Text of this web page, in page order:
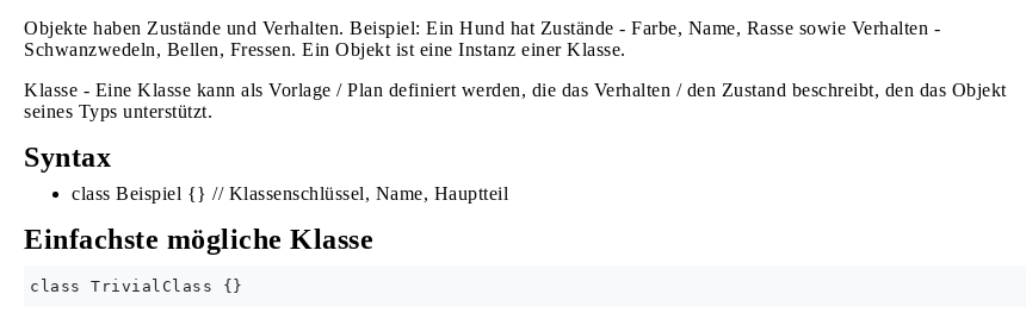
Objekte haben Zustände und Verhalten. Beispiel: Ein Hund hat Zustände - Farbe, Name, Rasse sowie Verhalten -
Schwanzwedeln, Bellen, Fressen. Ein Objekt ist eine Instanz einer Klasse.
Klasse - Eine Klasse kann als Vorlage / Plan definiert werden, die das Verhalten / den Zustand beschreibt, den das Objekt
seines Typs unterstützt.
Syntax
class Beispiel {} // Klassenschlüssel, Name, Hauptteil
Einfachste mögliche Klasse